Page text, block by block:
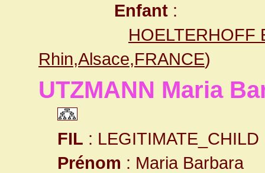
Enfant :
HOELTERHOFF
Rhin,Alsace,FRANCE)
UTZMANN Maria
FIL : LEGITIMATE_CHILD
Prénom : Maria Barbara